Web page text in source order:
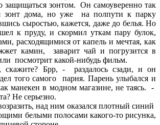
зонтом. Он самоуверенно так
зонт дома, но уже на полпути к парку
сыростью, кажется, даже до белья. Но
к пруду, и скормил уткам пару булок,
расходящимися от капель и мечтая, как
камин, заварит чай и погрузится в
посмотрит какой-нибудь фильм.
Брр, - раздалось сзади, и он
того самого парня. Парень улыбался и
манекен в модном магазине, не таясь. -
Не серьезно.
над ним оказался плотный синий
белыми полосами какого-то рисунка,